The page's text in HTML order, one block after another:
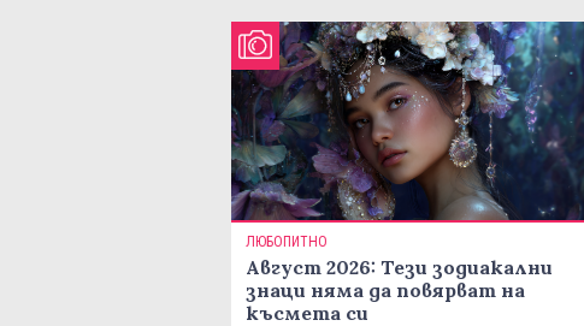
ЛЮБОПИТНО
Август 2026: Тези зодиакални
знаци няма да повярват на
късмета си